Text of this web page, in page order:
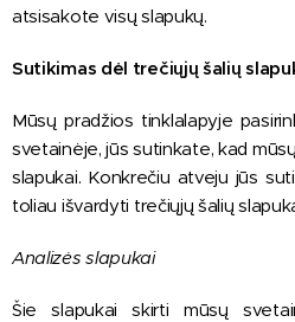
atsisakote visų slapukų.
Sutikimas dėl trečiųjų šalių
Mūsų pradžios tinklalapyje
svetainėje, jūs sutinkate, kad
slapukai. Konkrečiu atveju jūs
toliau išvardyti trečiųjų šalių
Analizės slapukai
Šie slapukai skirti mūsų